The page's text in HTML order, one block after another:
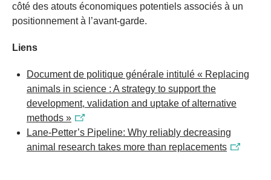
côté des atouts économiques potentiels associés à un
positionnement à l’avant-garde.
Liens
Document de politique générale intitulé « Replacing
animals in science : A strategy to support the
development, validation and uptake of alternative
methods »
Lane-Petter’s Pipeline: Why reliably decreasing
animal research takes more than replacements